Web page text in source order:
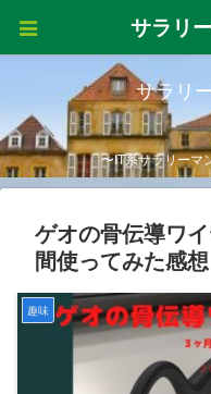
サラリ
〜IT系サラリーマ
ゲオの骨伝導ワ
間使ってみた感想
趣味
サラリ